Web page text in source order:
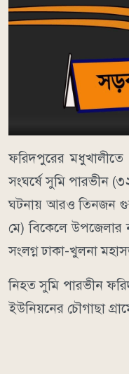
ফরিদপুরের
সংঘর্ষে সুমি পারভীন
ঘটনায় আরও তিনজন
মে) বিকেলে
সংলগ্ন ঢাকা-খুলনা
নিহত সুমি পারভীন
ইউনিয়নের চৌগাছা